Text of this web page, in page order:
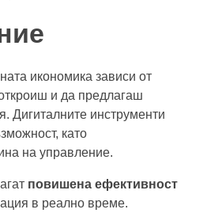
икономика зависи от
и да предлагаш
Дигиталните инструменти
като
на управление.
повишена ефективност
в реално време.